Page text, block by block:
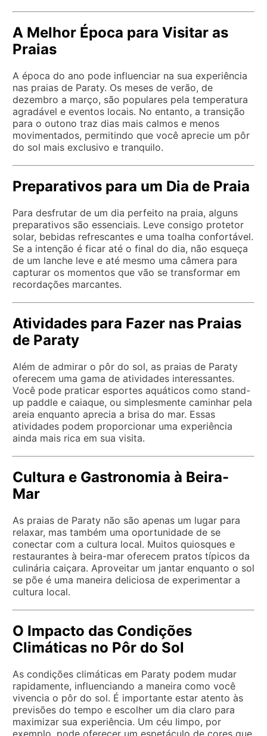
A Melhor Época para Visitar as
Praias
A época do ano pode influenciar na sua experiência
nas praias de Paraty. Os meses de verão, de
dezembro a março, são populares pela temperatura
agradável e eventos locais. No entanto, a transição
para o outono traz dias mais calmos e menos
movimentados, permitindo que você aprecie um pôr
do sol mais exclusivo e tranquilo.
Preparativos para um Dia de Praia
Para desfrutar de um dia perfeito na praia, alguns
preparativos são essenciais. Leve consigo protetor
solar, bebidas refrescantes e uma toalha confortável.
Se a intenção é ficar até o final do dia, não esqueça
de um lanche leve e até mesmo uma câmera para
capturar os momentos que vão se transformar em
recordações marcantes.
Atividades para Fazer nas Praias
de Paraty
Além de admirar o pôr do sol, as praias de Paraty
oferecem uma gama de atividades interessantes.
Você pode praticar esportes aquáticos como stand-
up paddle e caiaque, ou simplesmente caminhar pela
areia enquanto aprecia a brisa do mar. Essas
atividades podem proporcionar uma experiência
ainda mais rica em sua visita.
Cultura e Gastronomia à Beira-
Mar
As praias de Paraty não são apenas um lugar para
relaxar, mas também uma oportunidade de se
conectar com a cultura local. Muitos quiosques e
restaurantes à beira-mar oferecem pratos típicos da
culinária caiçara. Aproveitar um jantar enquanto o sol
se põe é uma maneira deliciosa de experimentar a
cultura local.
O Impacto das Condições
Climáticas no Pôr do Sol
As condições climáticas em Paraty podem mudar
rapidamente, influenciando a maneira como você
vivencia o pôr do sol. É importante estar atento às
previsões do tempo e escolher um dia claro para
maximizar sua experiência. Um céu limpo, por
exemplo, pode oferecer um espetáculo de cores que